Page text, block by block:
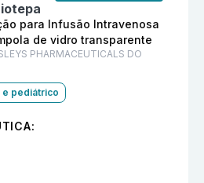
para Infusão Intravenosa
de vidro transparente
PHARMACEUTICALS DO
e pediátrico